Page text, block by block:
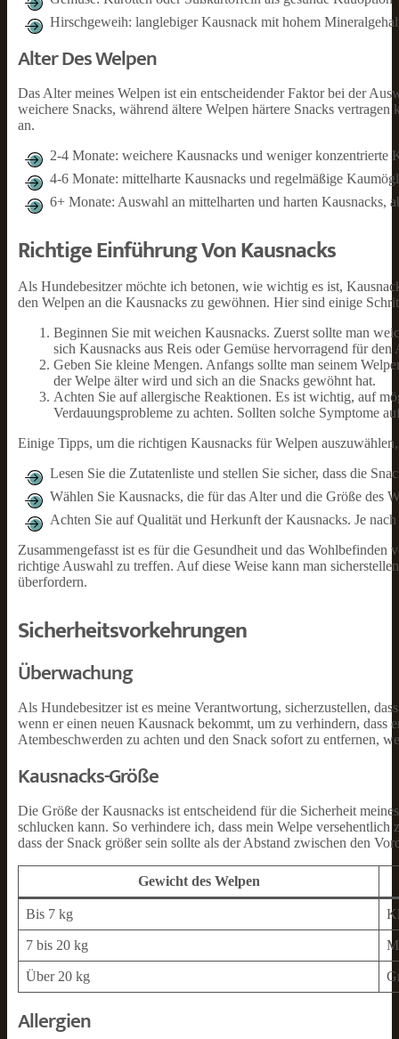
Hirschgeweih: langlebiger Kausnack mit hohem
Alter Des Welpen
Das Alter meines Welpen ist ein entscheidender Faktor bei der
weichere Snacks, während ältere Welpen härtere Snacks
an.
2-4 Monate: weichere Kausnacks und weniger konzentrierte
4-6 Monate: mittelharte Kausnacks und regelmäßige
6+ Monate: Auswahl an mittelharten und harten Kausnacks,
Richtige Einführung Von Kausnacks
Als Hundebesitzer möchte ich betonen, wie wichtig es ist,
den Welpen an die Kausnacks zu gewöhnen. Hier sind einige
Beginnen Sie mit weichen Kausnacks. Zuerst sollte man
sich Kausnacks aus Reis oder Gemüse hervorragend für den
Geben Sie kleine Mengen. Anfangs sollte man seinem
der Welpe älter wird und sich an die Snacks gewöhnt hat.
Achten Sie auf allergische Reaktionen. Es ist wichtig, auf
Verdauungsprobleme zu achten. Sollten solche Symptome
Einige Tipps, um die richtigen Kausnacks für Welpen
Lesen Sie die Zutatenliste und stellen Sie sicher, dass die
Wählen Sie Kausnacks, die für das Alter und die Größe des
Achten Sie auf Qualität und Herkunft der Kausnacks. Je
Zusammengefasst ist es für die Gesundheit und das
richtige Auswahl zu treffen. Auf diese Weise kann man
überfordern.
Sicherheitsvorkehrungen
Überwachung
Als Hundebesitzer ist es meine Verantwortung, sicherzustellen,
wenn er einen neuen Kausnack bekommt, um zu verhindern,
Atembeschwerden zu achten und den Snack sofort zu entfernen,
Kausnacks-Größe
Die Größe der Kausnacks ist entscheidend für die Sicherheit
schlucken kann. So verhindere ich, dass mein Welpe
dass der Snack größer sein sollte als der Abstand zwischen den
Gewicht des Welpen
Bis 7 kg
7 bis 20 kg
Über 20 kg
Allergien